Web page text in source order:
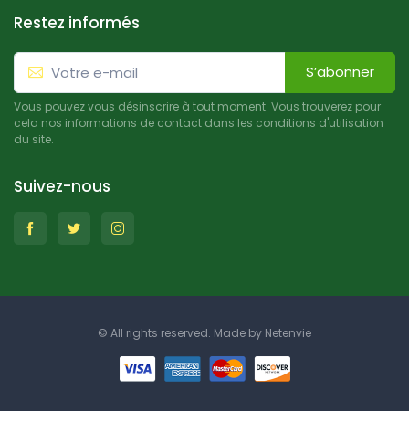
Restez informés
S’abonner
Vous pouvez vous désinscrire à tout moment. Vous trouverez pour
cela nos informations de contact dans les conditions d'utilisation
du site.
Suivez-nous
© All rights reserved. Made by Netenvie